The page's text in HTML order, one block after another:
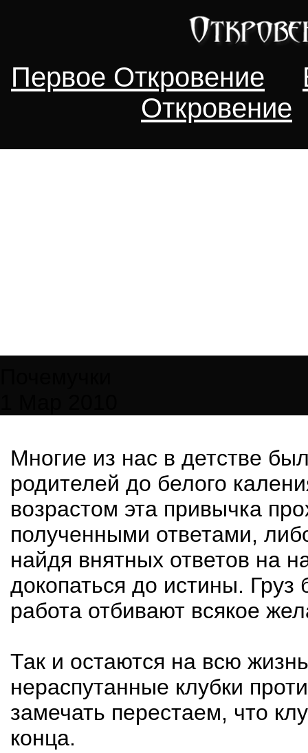
Первое Откровение
Откровение
Многие из нас в детстве
родителей до белого
возрастом эта привычка
полученными ответами,
найдя внятных ответов на
докопаться до истины.
работа отбивают всякое
Так и остаются на всю
нераспутанные клубки
замечать перестаем, что
конца.